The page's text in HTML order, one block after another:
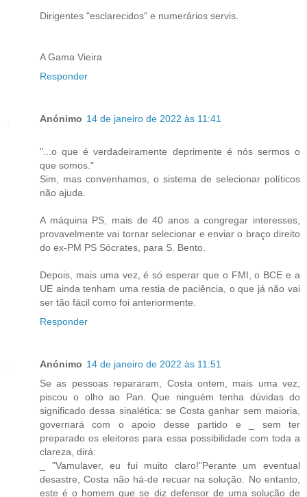
Dirigentes "esclarecidos" e numerários servis.
A Gama Vieira
Responder
Anónimo 14 de janeiro de 2022 às 11:41
"...o que é verdadeiramente deprimente é nós sermos o
que somos."
Sim, mas convenhamos, o sistema de selecionar políticos
não ajuda.
A máquina PS, mais de 40 anos a congregar interesses,
provavelmente vai tornar selecionar e enviar o braço direito
do ex-PM PS Sócrates, para S. Bento.
Depois, mais uma vez, é só esperar que o FMI, o BCE e a
UE ainda tenham uma restia de paciência, o que já não vai
ser tão fácil como foi anteriormente.
Responder
Anónimo 14 de janeiro de 2022 às 11:51
Se as pessoas repararam, Costa ontem, mais uma vez,
piscou o olho ao Pan. Que ninguém tenha dúvidas do
significado dessa sinalética: se Costa ganhar sem maioria,
governará com o apoio desse partido e _ sem ter
preparado os eleitores para essa possibilidade com toda a
clareza, dirá:
_ "Vamulaver, eu fui muito claro!"Perante um eventual
desastre, Costa não há-de recuar na solução. No entanto,
este é o homem que se diz defensor de uma solução de